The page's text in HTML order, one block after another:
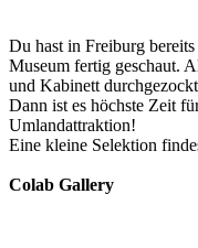
Du hast in Freiburg
Museum fertig geschaut.
und Kabinett
Dann ist es höchste Zeit
Umlandattraktion!
Eine kleine Selektion
Colab Gallery